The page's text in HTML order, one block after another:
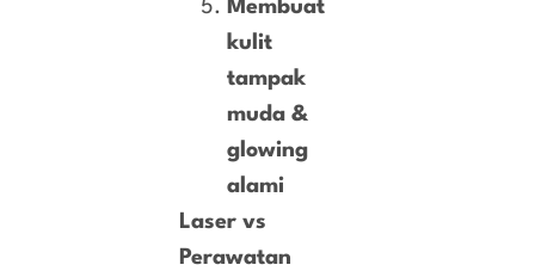
Membuat
kulit
tampak
muda &
glowing
alami
Laser vs
Perawatan